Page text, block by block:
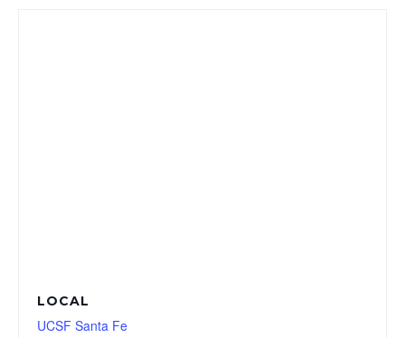
LOCAL
UCSF Santa Fe